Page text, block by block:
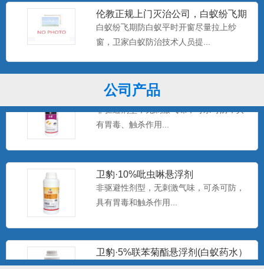
伦教正规上门灭治公司，白蚁纷飞期
防白蚁平时开窗尽量拉上纱窗
白蚁纷飞期防白蚁平时开窗尽量拉上纱
窗，卫家白蚁防治技术人员提...
公司产品
美国百户喜10%联苯菊酯乳油
产品特点：美国富美实公司出品，有刺激
气味，具有驱避和触杀作用...
卫豹·卫喜2.5%氟虫腈悬浮剂
非驱避剂型，无刺激气味，可杀可防，具
有胃毒、触杀作用...
卫豹·10%吡虫啉悬浮剂
非驱避性剂型，无刺激气味，可杀可防，
具有胃毒和触杀作用...
卫豹·5%联苯菊酯悬浮剂(白蚁药水）
驱避性剂型，无刺激气味，可杀可防，具